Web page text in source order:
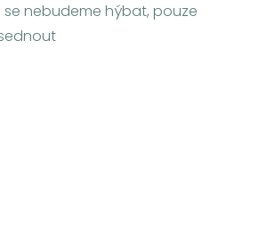
se nebudeme hýbat, pouze